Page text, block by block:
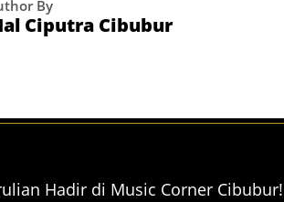
By
Ciputra Cibubur
Hadir di Music Corner Cibubur!